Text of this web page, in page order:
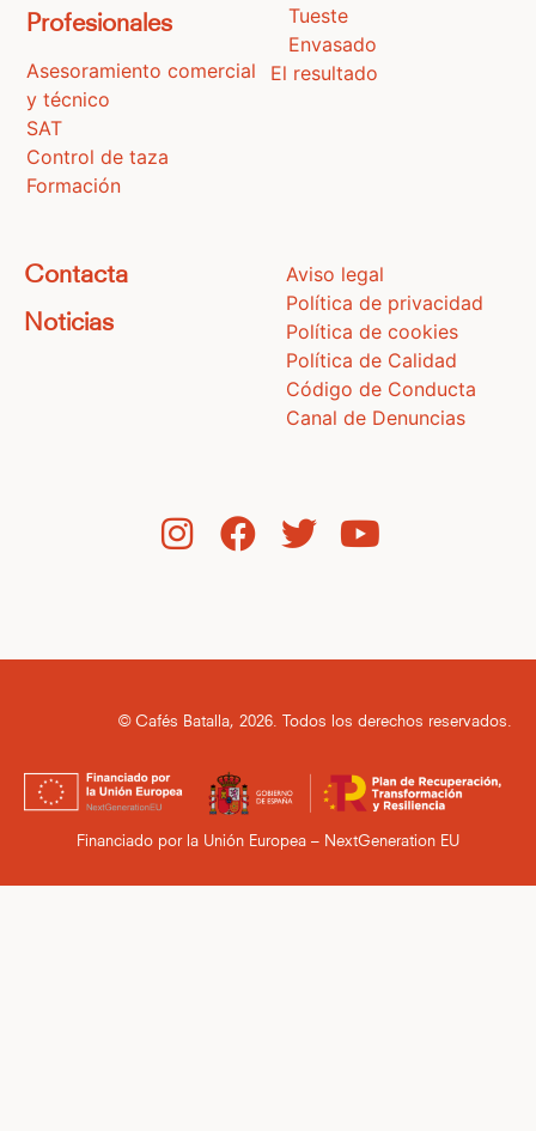
Profesionales
Asesoramiento comercial
y técnico
SAT
Control de taza
Formación
Tueste
Envasado
El resultado
Contacta
Noticias
Aviso legal
Política de privacidad
Política de cookies
Política de Calidad
Código de Conducta
Canal de Denuncias
© Cafés Batalla, 2026. Todos los derechos reservados.
Financiado por la Unión Europea – NextGeneration EU